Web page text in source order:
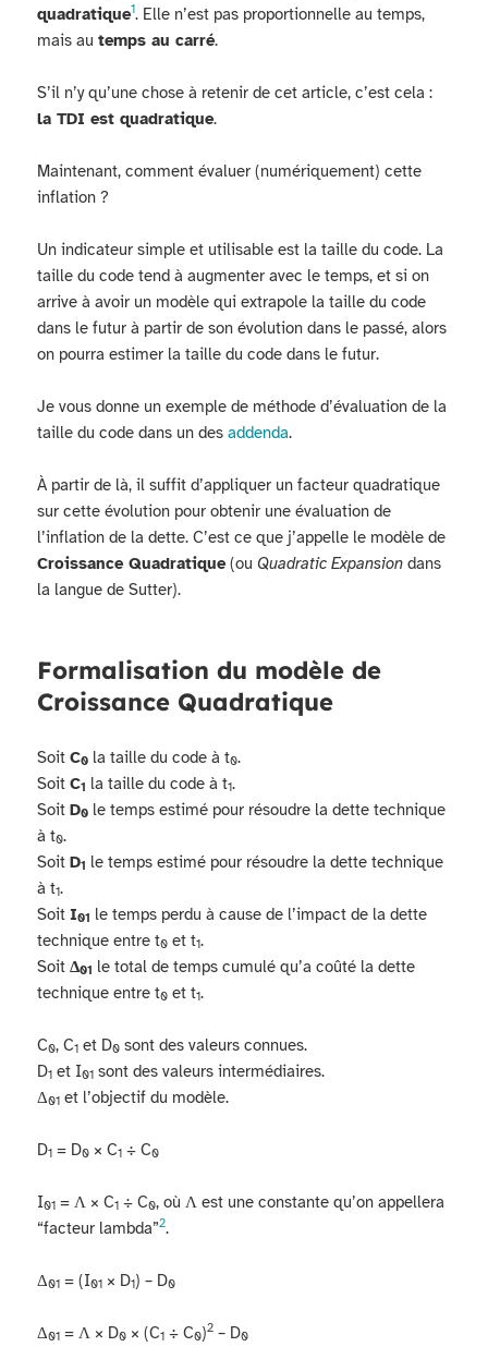
quadratique1. Elle n’est pas proportionnelle au temps,
mais autemps au carré.
S’il n’y qu’une chose à retenir de cet article, c’est cela :
la TDI est quadratique.
Maintenant, comment évaluer (numériquement) cette
inflation ?
Un indicateur simple et utilisable est la taille du code. La
taille du code tend à augmenter avec le temps, et si on
arrive à avoir un modèle qui extrapole la taille du code
dans le futur à partir de son évolution dans le passé, alors
on pourra estimer la taille du code dans le futur.
Je vous donne un exemple de méthode d’évaluation de la
taille du code dans un desaddenda.
À partir de là, il suffit d’appliquer un facteur quadratique
sur cette évolution pour obtenir une évaluation de
l’inflation de la dette. C’est ce que j’appelle le modèle de
Croissance Quadratique(ou Quadratic Expansion dans
la langue de Sutter).
Formalisation du modèle de
Croissance Quadratique
SoitC0 la taille du code à t0.
SoitC1 la taille du code à t1.
SoitD0 le temps estimé pour résoudre la dette technique
à t0.
SoitD1 le temps estimé pour résoudre la dette technique
à t1.
SoitI01 le temps perdu à cause de l’impact de la dette
technique entre t0 et t1.
SoitΔ01 le total de temps cumulé qu’a coûté la dette
technique entre t0 et t1.
C0, C1 et D0 sont des valeurs connues.
D1 et I01 sont des valeurs intermédiaires.
Δ01 et l’objectif du modèle.
D1 = D0 × C1 ÷ C0
I01 = Λ × C1 ÷ C0, où Λ est une constante qu’on appellera
“facteur lambda”2.
Δ01 = (I01 × D1) – D0
Δ01 = Λ × D0 × (C1 ÷ C0)2 – D0